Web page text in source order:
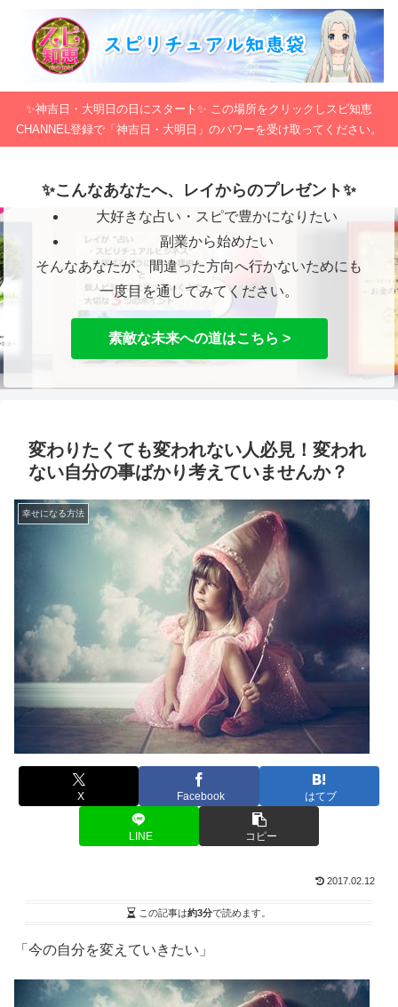
✨神吉日・大明日の日にスタート✨ この場所をクリックしスピ知恵
CHANNEL登録で「神吉日・大明日」のパワーを受け取ってください。
✨こんなあなたへ、レイからのプレゼント✨
大好きな占い・スピで豊かになりたい
副業から始めたい
そんなあなたが、間違った方向へ行かないためにも
一度目を通してみてください。
素敵な未来への道はこちら >
変わりたくても変われない人必見！変われ
ない自分の事ばかり考えていませんか？
幸せになる方法
X Facebook はてブ
LINE コピー
2017.02.12
この記事は約3分で読めます。
「今の自分を変えていきたい」